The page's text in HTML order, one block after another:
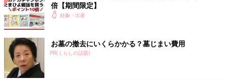
赤ちゃんに使うもの
入院中の赤ちゃんの服やおむつなどは、産院が用意してくれるこ
ともありますが、退院のときの服やおむつは必ず用意を。「ほか
の荷物が多くて持っていけない！」という場合も多く、退院時の
ママと赤ちゃんの服は、家族に後から持ってきてもらう人もいま
倍【期間限定】
妊娠・出産
お墓の撤去にいくらかかる？墓じまい費用
PR(くらしの話題)